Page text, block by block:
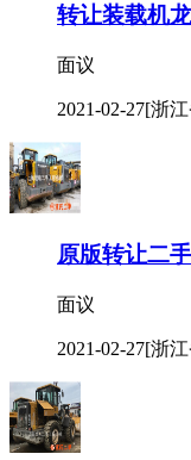
转让装载机
面议
2021-02-27[浙
原版转让二
面议
2021-02-27[浙